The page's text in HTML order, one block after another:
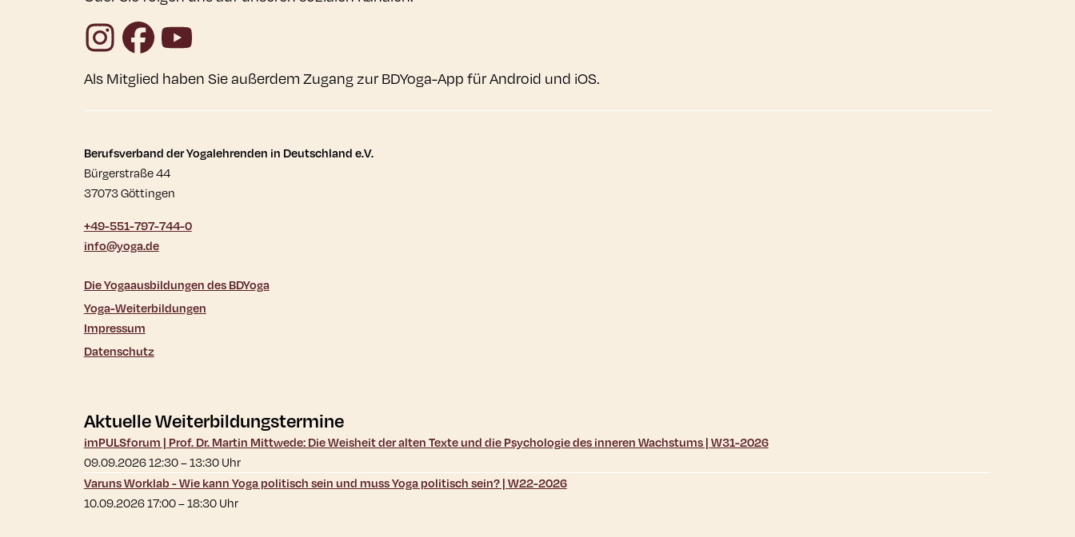
InstagramFacebook
YouTube
Als Mitglied haben Sie außerdem Zugang zur BDYoga-App für Android und iOS.
Kontaktdaten und weitere Links
Berufsverband der Yogalehrenden in Deutschland e.V.
Bürgerstraße 44
37073 Göttingen
+49-551-797-744-0
info@yoga.de
Die Yogaausbildungen des BDYoga
Yoga-Weiterbildungen
Impressum
Datenschutz
Aktuelle Weiterbildungstermine
imPULSforum | Prof. Dr. Martin Mittwede: Die Weisheit der alten Texte und die Psychologie des inneren Wachstums | W31-2026
09.09.2026 12:30–13:30Uhr
Varuns Worklab - Wie kann Yoga politisch sein und muss Yoga politisch sein? | W22-2026
10.09.2026 17:00–18:30Uhr